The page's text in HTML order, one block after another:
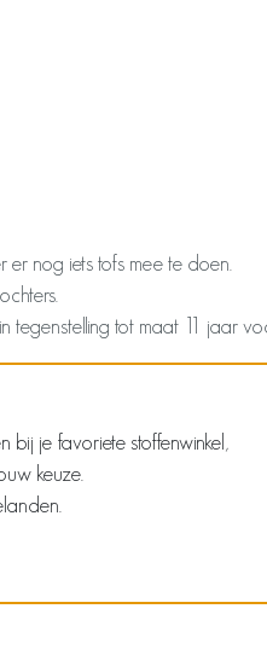
nog iets tofs mee te doen.
tegenstelling tot maat 11 jaar
je favoriete stoffenwinkel,
keuze.